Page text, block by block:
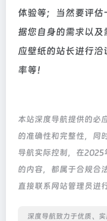
体验等；当然要评
据您自身的需求以
应壁纸的站长进行
率等！
本站深度导航提供的必
的准确性和完整性，同
导航实际控制，在2025
的内容，都属于合规合
直接联系网站管理员进
深度导航致力于优质、